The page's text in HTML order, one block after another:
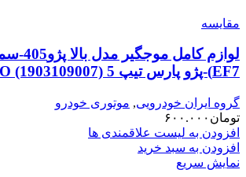
مقایسه
EF7)-پژو پارس تیپ 5 TPCO (1903109007)
گروه ایران خودرویی, موتوری خودرو
تومان ۶۰۰.۰۰۰
افزودن به لیست علاقمندی ها
افزودن به سبد خرید
نمایش سریع